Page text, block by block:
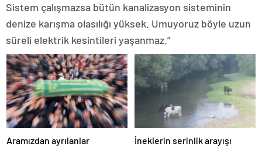
Sistem çalışmazsa bütün kanalizasyon sisteminin
denize karışma olasılığı yüksek. Umuyoruz böyle uzun
süreli elektrik kesintileri yaşanmaz.”
Aramızdan ayrılanlar İneklerin serinlik arayışı